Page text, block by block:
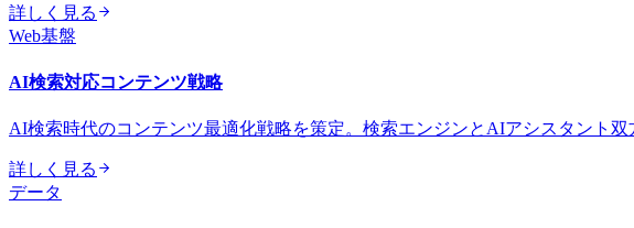
詳しく見る
Web基盤
AI検索対応コンテンツ戦略
AI検索時代のコンテンツ最適化戦略を策定。検索エンジンとAIアシスタント双
詳しく見る
データ